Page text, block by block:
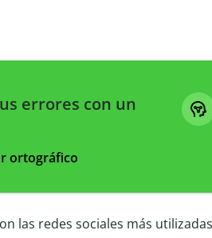
errores con un
ortográfico
las redes sociales más